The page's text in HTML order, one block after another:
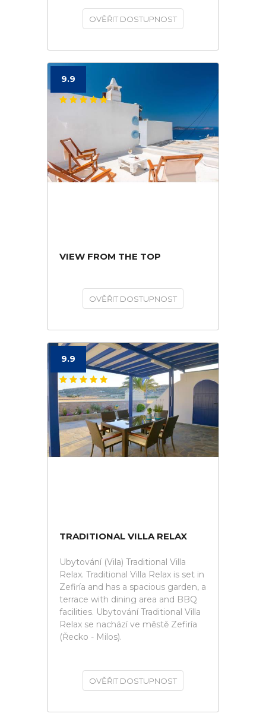
OVĚŘIT DOSTUPNOST
9.9
VIEW FROM THE TOP
OVĚŘIT DOSTUPNOST
9.9
TRADITIONAL VILLA RELAX
Ubytování (Vila) Traditional Villa
Relax. Traditional Villa Relax is set in
Zefiría and has a spacious garden, a
terrace with dining area and BBQ
facilities. Ubytování Traditional Villa
Relax se nachází ve městě Zefiría
(Řecko - Milos).
OVĚŘIT DOSTUPNOST